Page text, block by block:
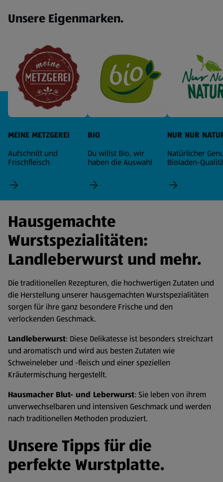
Unsere Eigenmarken.
MEINE METZGEREI
Aufschnitt und
Frischfleisch
BIO
Du willst Bio, wir
haben die Auswahl
NUR NUR
Natürlicher
Bioladen-
Hausgemachte
Wurstspezialitäten:
Landleberwurst und mehr.
Die traditionellen Rezepturen, die hochwertigen Zutaten und
die Herstellung unserer hausgemachten Wurstspezialitäten
sorgen für ihre ganz besondere Frische und den
verlockenden Geschmack.
Landleberwurst: Diese Delikatesse ist besonders streichzart
und aromatisch und wird aus besten Zutaten wie
Schweineleber und -fleisch und einer speziellen
Kräutermischung hergestellt.
Hausmacher Blut- und Leberwurst: Sie leben von ihrem
unverwechselbaren und intensiven Geschmack und werden
nach traditionellen Methoden produziert.
Unsere Tipps für die
perfekte Wurstplatte.